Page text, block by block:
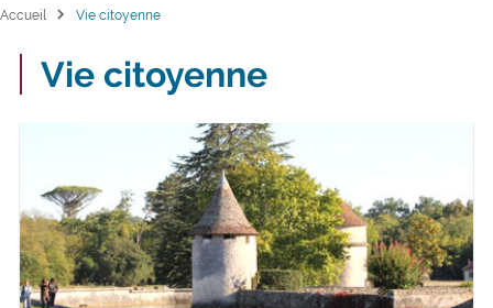
Accueil chevron_right Vie citoyenne
Vie citoyenne